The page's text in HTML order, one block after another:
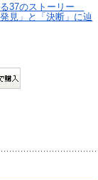
37のストーリー
見」と「決断」に辿